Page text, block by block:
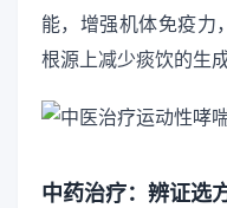
能，增强机体免疫力
根源上减少痰饮的生
中药治疗：辨证选